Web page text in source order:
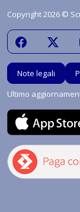
Copyright 2026 ©
Note legali
Ultimo